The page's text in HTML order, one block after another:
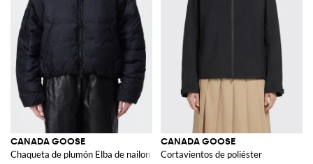
CANADA GOOSE
Chaqueta de plumón Elba de nailon
CANADA GOOSE
Cortavientos de poliéster